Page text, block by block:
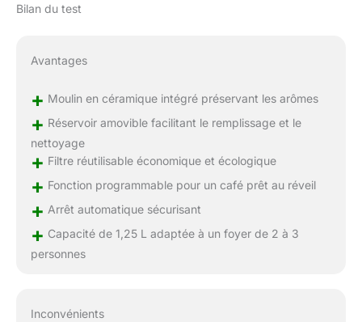
Bilan du test
Avantages
+ Moulin en céramique intégré préservant les arômes
+ Réservoir amovible facilitant le remplissage et le
nettoyage
+ Filtre réutilisable économique et écologique
+ Fonction programmable pour un café prêt au réveil
+ Arrêt automatique sécurisant
+ Capacité de 1,25 L adaptée à un foyer de 2 à 3
personnes
Inconvénients